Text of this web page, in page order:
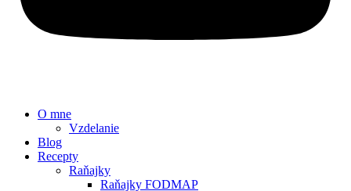
O mne
Vzdelanie
Blog
Recepty
Raňajky
Raňajky FODMAP